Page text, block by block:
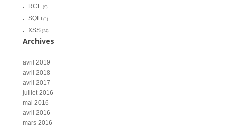
RCE (9)
SQLi (1)
XSS (24)
Archives
avril 2019
avril 2018
avril 2017
juillet 2016
mai 2016
avril 2016
mars 2016